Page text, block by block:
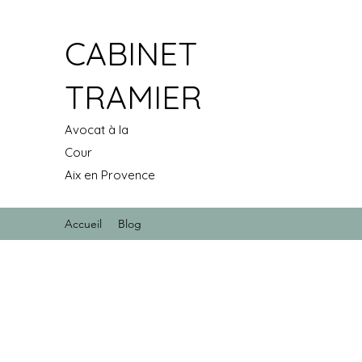
CABINET
TRAMIER
Avocat à la
Cour
Aix en Provence
Accueil Blog